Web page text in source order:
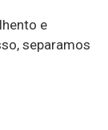
e
separamos